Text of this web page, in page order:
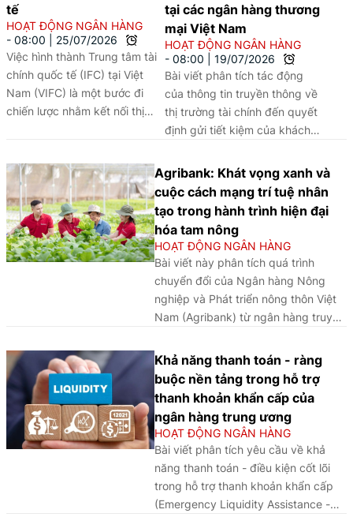
tế
HOẠT ĐỘNG NGÂN HÀNG
08:00
25/07/2026
Việc hình thành Trung tâm tài
chính quốc tế (IFC) tại Việt
Nam (VIFC) là một bước đi
chiến lược nhằm kết nối thị
nguồn lực đầu tư, tận dụng cơ
hội dịch chuyển dòng vốn đầu
tư quốc tế, qua đó thúc đẩy
phát triển thị trường tài chính,
đóng góp vào tăng trưởng
bền vững và nâng cao vị thế
phần hình thành và vận hành
các dòng vốn trong nền kinh
tế. Trên cơ sở phân tích định
hướng chính sách tại Nghị
quyết số 222/2025/QH15
ngày 27/6/2025 của Quốc hội
18/12/2025 của Chính phủ về
tại các ngân hàng thương
mại Việt Nam
HOẠT ĐỘNG NGÂN HÀNG
08:00
19/07/2026
Bài viết phân tích tác động
của thông tin truyền thông về
thị trường tài chính đến quyết
định gửi tiết kiệm của khách
hàng Việt Nam, qua đó làm rõ
vai trò của truyền thông trong
định hướng hành vi tài chính
và đề xuất các hàm ý nhằm
nâng cao hiệu quả truyền
thông, củng cố niềm tin của
người gửi tiền và bảo đảm ổn
định hệ thống ngân hàng.
Agribank: Khát vọng xanh và
cuộc cách mạng trí tuệ nhân
tạo trong hành trình hiện đại
hóa tam nông
HOẠT ĐỘNG NGÂN HÀNG
Bài viết này phân tích quá trình
chuyển đổi của Ngân hàng Nông
nghiệp và Phát triển nông thôn Việt
Nam (Agribank) từ ngân hàng truyền
xanh”, với trọng tâm là tín dụng nông
nghiệp bền vững, ứng dụng trí tuệ
nhân tạo (AI) trong thẩm định tín
dụng và vai trò dẫn dắt dòng vốn
phục vụ phát triển nông nghiệp công
nghệ cao tại Việt Nam.
Khả năng thanh toán - ràng
buộc nền tảng trong hỗ trợ
thanh khoản khẩn cấp của
ngân hàng trung ương
HOẠT ĐỘNG NGÂN HÀNG
Bài viết phân tích yêu cầu về khả
năng thanh toán - điều kiện cốt lõi
trong hỗ trợ thanh khoản khẩn cấp
(Emergency Liquidity Assistance -